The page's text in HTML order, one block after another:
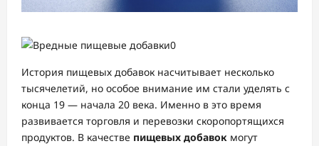
История пищевых добавок насчитывает несколько
тысячелетий, но особое внимание им стали уделять с
конца 19 — начала 20 века. Именно в это время
развивается торговля и перевозки скоропортящихся
продуктов. В качестве пищевых добавок могут